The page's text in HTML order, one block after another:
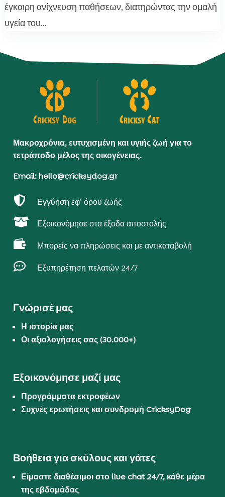
έγκαιρη ανίχνευση παθήσεων, διατηρώντας την ομαλή
υγεία του...
Μακροχρόνια, ευτυχισμένη και υγιής ζωή για το
τετράποδο μέλος της οικογένειας.
Email: hello@cricksydog.gr
 Εγγύηση εφ’ όρου ζωής
 Εξοικονόμησε στα έξοδα αποστολής
 Μπορείς να πληρώσεις και με αντικαταβολή
 Εξυπηρέτηση πελατών 24/7
Γνώρισέ μας
Η ιστορία μας
Οι αξιολογήσεις σας (30.000+)
Εξοικονόμησε μαζί μας
Προγράμματα εκτροφέων
Συχνές ερωτήσεις και συνδρομή CricksyDog
Βοήθεια για σκύλους και γάτες
Είμαστε διαθέσιμοι στο live chat 24/7, κάθε μέρα
της εβδομάδας